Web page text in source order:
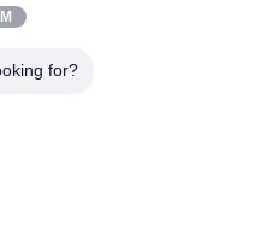
ciudad de Tangxia,
for?